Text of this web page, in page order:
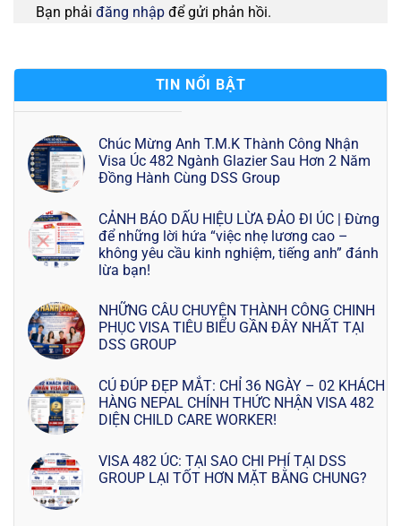
Bạn phải đăng nhập để gửi phản hồi.
TIN NỔI BẬT
Chúc Mừng Anh T.M.K Thành Công Nhận
Visa Úc 482 Ngành Glazier Sau Hơn 2 Năm
Đồng Hành Cùng DSS Group
CẢNH BÁO DẤU HIỆU LỪA ĐẢO ĐI ÚC | Đừng
để những lời hứa “việc nhẹ lương cao –
không yêu cầu kinh nghiệm, tiếng anh” đánh
lừa bạn!
NHỮNG CÂU CHUYỆN THÀNH CÔNG CHINH
PHỤC VISA TIÊU BIỂU GẦN ĐÂY NHẤT TẠI
DSS GROUP
CÚ ĐÚP ĐẸP MẮT: CHỈ 36 NGÀY – 02 KHÁCH
HÀNG NEPAL CHÍNH THỨC NHẬN VISA 482
DIỆN CHILD CARE WORKER!
VISA 482 ÚC: TẠI SAO CHI PHÍ TẠI DSS
GROUP LẠI TỐT HƠN MẶT BẰNG CHUNG?